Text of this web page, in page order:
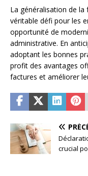
La généralisation de
véritable défi pour les
opportunité de
administrative. En
adoptant les bonnes
profit des avantages
factures et améliorer
crucial